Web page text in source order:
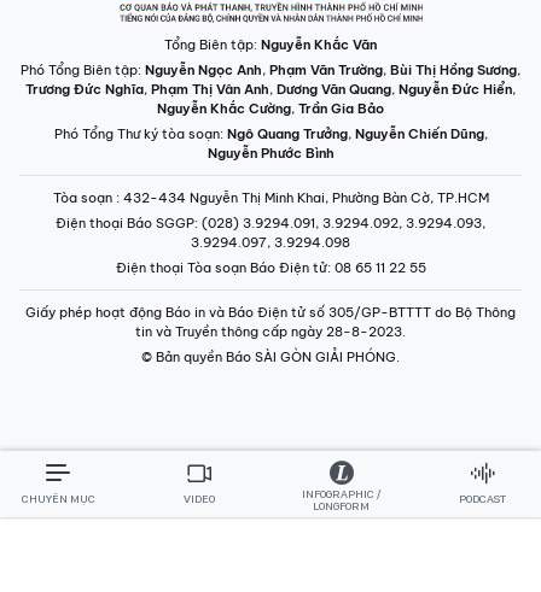
Tổng Biên tập: Nguyễn Khắc Văn
Phó Tổng Biên tập: Nguyễn Ngọc Anh, Phạm Văn Trường, Bùi Thị Hồng Sương,
Trương Đức Nghĩa, Phạm Thị Vân Anh, Dương Văn Quang, Nguyễn Đức Hiển,
Nguyễn Khắc Cường, Trần Gia Bảo
Phó Tổng Thư ký tòa soạn: Ngô Quang Trưởng, Nguyễn Chiến Dũng,
Nguyễn Phước Bình
Tòa soạn : 432-434 Nguyễn Thị Minh Khai, Phường Bàn Cờ, TP.HCM
Điện thoại Báo SGGP: (028) 3.9294.091, 3.9294.092, 3.9294.093,
3.9294.097, 3.9294.098
Điện thoại Tòa soạn Báo Điện tử: 08 65 11 22 55
Giấy phép hoạt động Báo in và Báo Điện tử số 305/GP-BTTTT do Bộ Thông
tin và Truyền thông cấp ngày 28-8-2023.
© Bản quyền Báo SÀI GÒN GIẢI PHÓNG.
CHUYÊN MỤC VIDEO
INFOGRAPHIC /
LONGFORM
PODCAST